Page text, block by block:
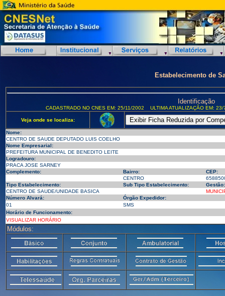
Estabelecimento de
Identificação
CADASTRADO NO CNES EM: 25/11/2002 ULTIMA ATUALIZAÇÃO EM:
Veja onde se localiza:
Nome:
CENTRO DE SAUDE DEPUTADO LUIS COELHO
Nome Empresarial:
PREFEITURA MUNICIPAL DE BENEDITO LEITE
Logradouro:
PRACA JOSE SARNEY
Complemento:
Bairro:
CEP:
CENTRO
Tipo Estabelecimento:
Sub Tipo Estabelecimento:
Gestão:
CENTRO DE SAUDE/UNIDADE BASICA
Número Alvará:
Órgão Expedidor:
01
SMS
Horário de Funcionamento:
VISUALIZAR HORÁRIO
Módulos: